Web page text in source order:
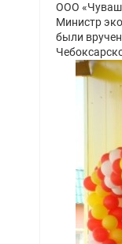
ООО
Министр
были